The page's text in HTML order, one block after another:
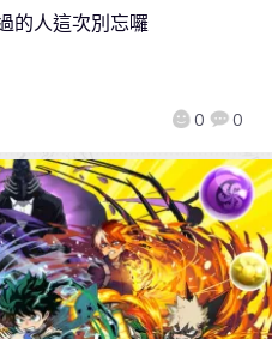
0 0
的人這次別忘囉